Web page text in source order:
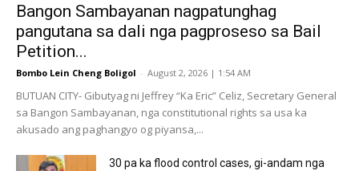
Bangon Sambayanan nagpatunghag
pangutana sa dali nga pagproseso sa Bail
Petition...
Bombo Lein Cheng Boligol - August 2, 2026 | 1:54 AM
BUTUAN CITY- Gibutyag ni Jeffrey “Ka Eric” Celiz, Secretary General
sa Bangon Sambayanan, nga constitutional rights sa usa ka
akusado ang paghangyo og piyansa,...
30 pa ka flood control cases, gi-andam nga